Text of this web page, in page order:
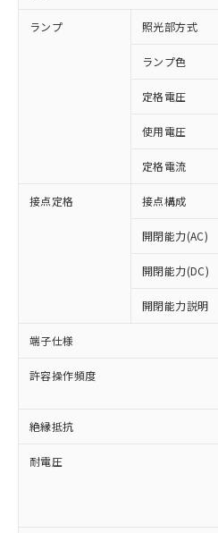
ランプ 照光部方式
ランプ色
定格電圧
使用電圧
定格電流
接点定格 接点構成
開閉能力(AC)
開閉能力(DC)
開閉能力説明
端子仕様
許容操作頻度
絶縁抵抗
耐電圧
対応済み：EU
非含有に対応した製品
対応予定：EU RoHS指
有に対応した製品に切